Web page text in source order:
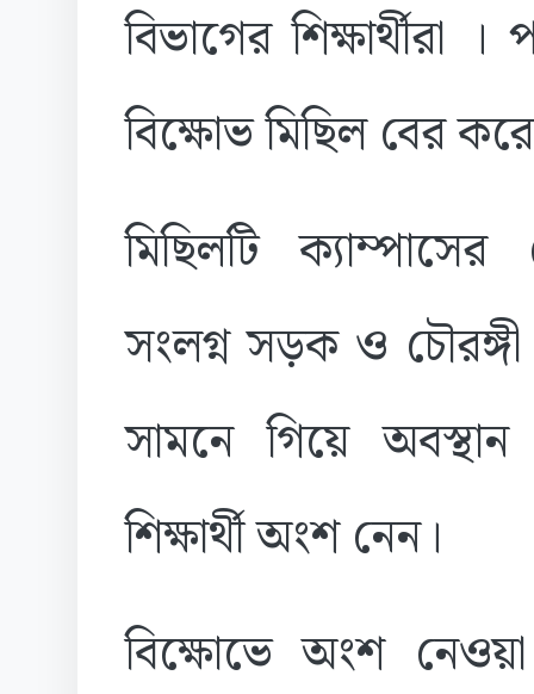
বিভাগের
বিক্ষোভ মিছিল বের
মিছিলটি
সংলগ্ন সড়ক ও চৌরঙ্গী
সামনে গিয়ে
শিক্ষার্থী অংশ নেন।
বিক্ষোভে অংশ